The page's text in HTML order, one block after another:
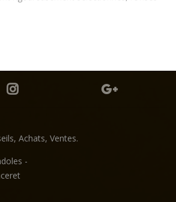
Achats, Ventes.
-